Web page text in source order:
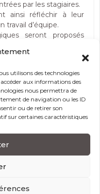
utilisons des technologies
aux informations des
nous permettra de
de navigation ou les ID
ou de retirer son
sur certaines caractéristiques
par les stagiaires.
ainsi réfléchir à leur
travail d’équipe.
seront proposés
généraux, documents
et autour des
chaque stagiaire
objectifs dans le cadre
acquis sera élaboré
et d’exercices
abordées et leur
la structure.
d’exercices et de